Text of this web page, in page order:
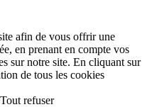
afin de vous offrir une
en prenant en compte vos
sur notre site. En cliquant sur
de tous les cookies
Tout refuser